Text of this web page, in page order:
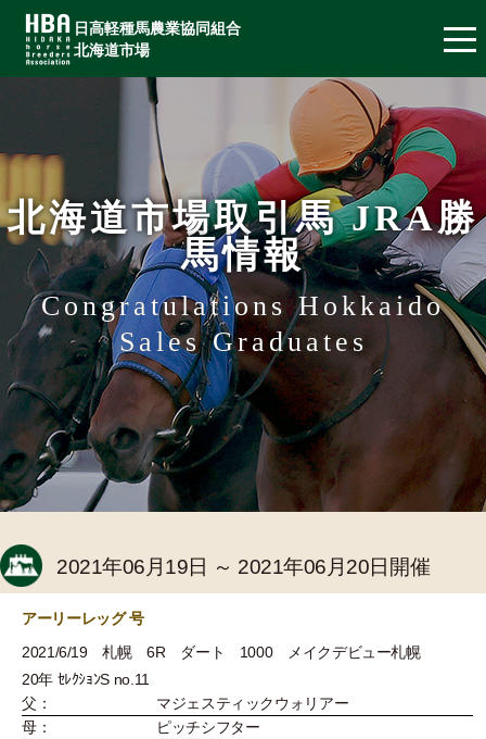
日高軽種馬農業協同組合
北海道市場
北海道市場取引馬 JRA勝
馬情報
Congratulations Hokkaido
Sales Graduates
2021年06月19日 ～ 2021年06月20日開催
アーリーレッグ 号
2021/6/19 札幌 6R ダート 1000 メイクデビュー札幌
20年 ｾﾚｸｼｮﾝS no.11
父：
マジェスティックウォリアー
母：
ピッチシフター